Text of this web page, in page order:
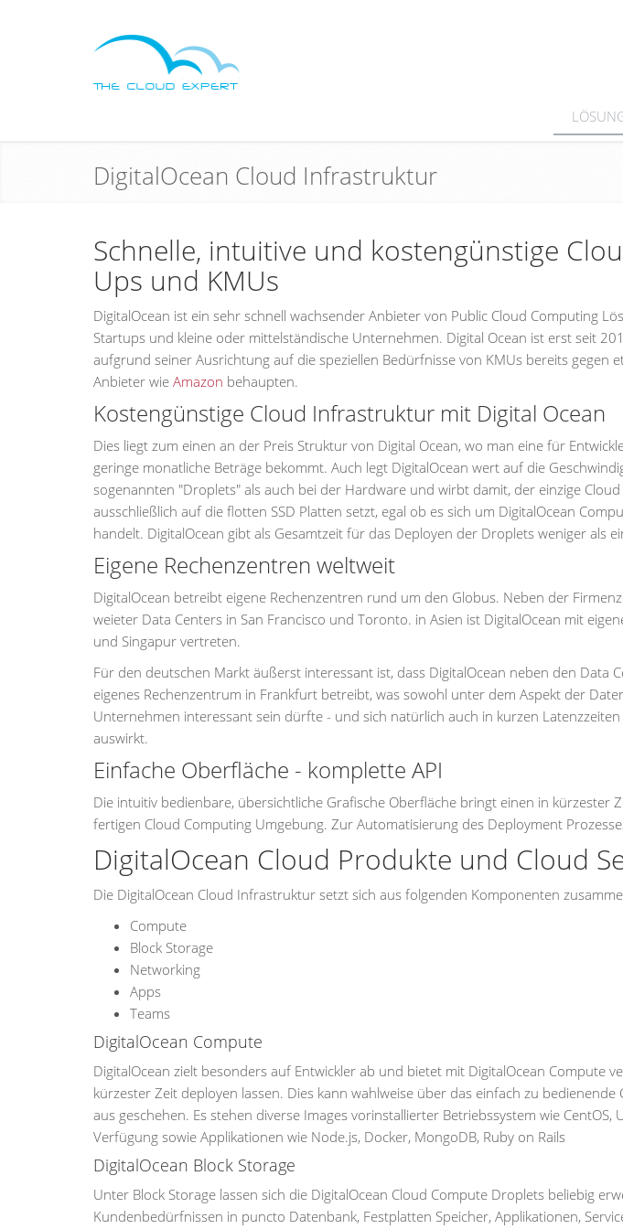
DigitalOcean Cloud Infrastruktur
Schnelle, intuitive und kostengünstige
Ups und KMUs
DigitalOcean ist ein sehr schnell wachsender Anbieter von Public Cloud Computing
Startups und kleine oder mittelständische Unternehmen. Digital Ocean ist erst seit
aufgrund seiner Ausrichtung auf die speziellen Bedürfnisse von KMUs bereits gegen
Anbieter wie Amazon behaupten.
Kostengünstige Cloud Infrastruktur mit Digital Ocean
Dies liegt zum einen an der Preis Struktur von Digital Ocean, wo man eine für
geringe monatliche Beträge bekommt. Auch legt DigitalOcean wert auf die
sogenannten "Droplets" als auch bei der Hardware und wirbt damit, der einzige
ausschließlich auf die flotten SSD Platten setzt, egal ob es sich um DigitalOcean
handelt. DigitalOcean gibt als Gesamtzeit für das Deployen der Droplets weniger als
Eigene Rechenzentren weltweit
DigitalOcean betreibt eigene Rechenzentren rund um den Globus. Neben der
weieter Data Centers in San Francisco und Toronto. in Asien ist DigitalOcean mit
und Singapur vertreten.
Für den deutschen Markt äußerst interessant ist, dass DigitalOcean neben den Data
eigenes Rechenzentrum in Frankfurt betreibt, was sowohl unter dem Aspekt der
Unternehmen interessant sein dürfte - und sich natürlich auch in kurzen
auswirkt.
Einfache Oberfläche - komplette API
Die intuitiv bedienbare, übersichtliche Grafische Oberfläche bringt einen in kürzester
fertigen Cloud Computing Umgebung. Zur Automatisierung des Deployment
DigitalOcean Cloud Produkte und Cloud
Die DigitalOcean Cloud Infrastruktur setzt sich aus folgenden Komponenten
Compute
Block Storage
Networking
Apps
Teams
DigitalOcean Compute
DigitalOcean zielt besonders auf Entwickler ab und bietet mit DigitalOcean Compute
kürzester Zeit deployen lassen. Dies kann wahlweise über das einfach zu bedienende
aus geschehen. Es stehen diverse Images vorinstallierter Betriebssystem wie
Verfügung sowie Applikationen wie Node.js, Docker, MongoDB, Ruby on Rails
DigitalOcean Block Storage
Unter Block Storage lassen sich die DigitalOcean Cloud Compute Droplets beliebig
Kundenbedürfnissen in puncto Datenbank, Festplatten Speicher, Applikationen,